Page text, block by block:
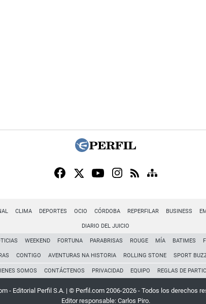
CLIMA DEPORTES OCIO CÓRDOBA REPERFILAR BUSINESS
DIARIO DEL JUICIO
WEEKEND FORTUNA PARABRISAS ROUGE MÍA BATIMES
CONTIGO AVENTURAS NA HISTORIA ROLLING STONE SPORT
SOMOS CONTÁCTENOS PRIVACIDAD EQUIPO REGLAS DE
- Editorial Perfil S.A.| © Perfil.com 2006-2026 - Todos los derechos
Editor responsable: Carlos Piro.